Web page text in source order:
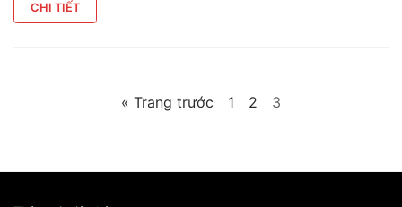
CHI TIẾT
« Trang trước 1 2 3